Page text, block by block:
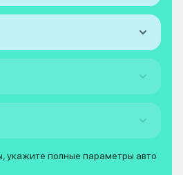
укажите полные параметры авто